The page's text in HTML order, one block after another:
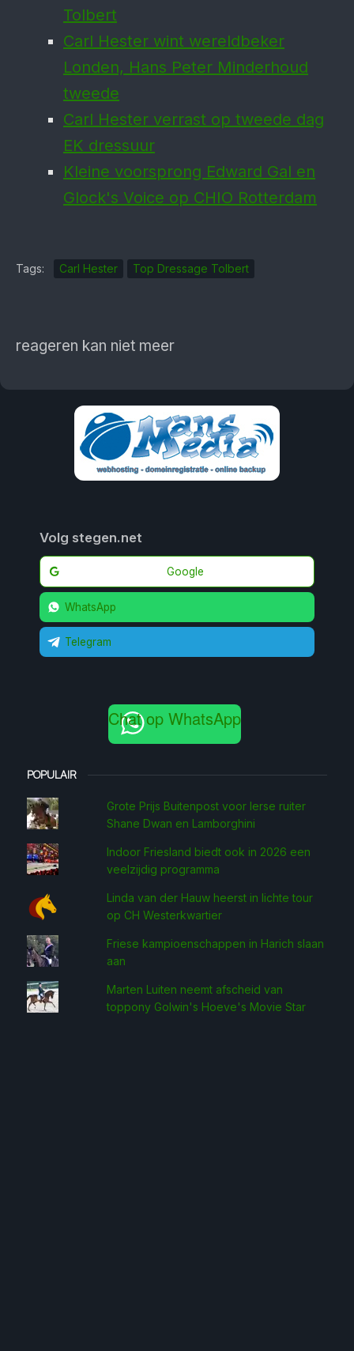
Tolbert
Carl Hester wint wereldbeker
Londen, Hans Peter Minderhoud
tweede
Carl Hester verrast op tweede dag
EK dressuur
Kleine voorsprong Edward Gal en
Glock's Voice op CHIO Rotterdam
Tags: Carl Hester Top Dressage Tolbert
reageren kan niet meer
Volg stegen.net
Google
WhatsApp
Telegram
Chat op WhatsApp
POPULAIR
Grote Prijs Buitenpost voor Ierse ruiter
Shane Dwan en Lamborghini
Indoor Friesland biedt ook in 2026 een
veelzijdig programma
Linda van der Hauw heerst in lichte tour
op CH Westerkwartier
Friese kampioenschappen in Harich slaan
aan
Marten Luiten neemt afscheid van
toppony Golwin's Hoeve's Movie Star